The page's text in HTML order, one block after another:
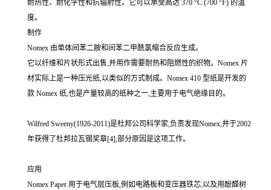
耐热性、耐化学性和抗辐射性。它可以承受高达 370 °C (700 °F) 的温
度。
制作
Nomex 由单体间苯二胺和间苯二甲酰氯缩合反应生成。
它以纤维和片状形式出售,并用作需要耐热和阻燃性的织物。Nomex 片
材实际上是一种压光纸,以类似的方式制成。Nomex 410 型纸是开发的
款 Nomex 纸,也是产量较高的纸种之一,主要用于电气绝缘目的。
Wilfred Sweeny(1926-2011)是杜邦公司科学家,负责发现Nomex,并于2002
年获得了杜邦拉瓦锡奖章[4],部分原因是这项工作。
应用
Nomex Paper 用于电气层压板,例如电路板和变压器铁芯,以及用酚醛树